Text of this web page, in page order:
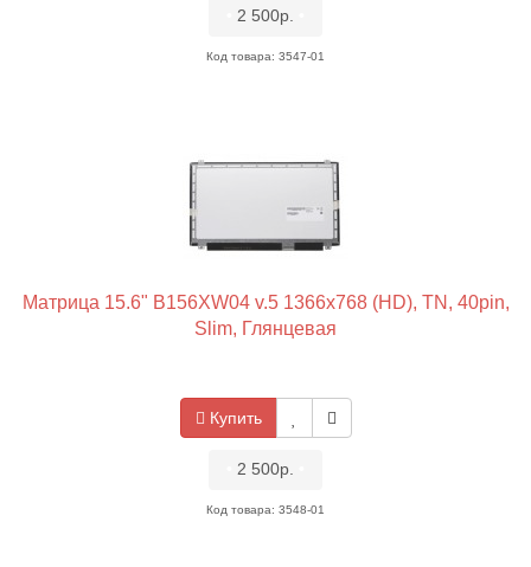
2 500р.
Код товара: 3547-01
Матрица 15.6" B156XW04 v.5 1366x768 (HD), TN, 40pin,
Slim, Глянцевая
Купить
2 500р.
Код товара: 3548-01